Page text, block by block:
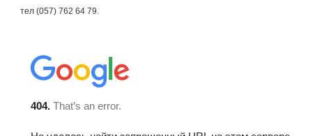
тел (057) 762 64 79.